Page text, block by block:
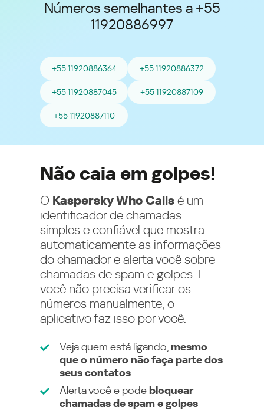
Números semelhantes a +55
11920886997
+55 11920886364 +55 11920886372
+55 11920887045 +55 11920887109
+55 11920887110
Não caia em golpes!
O Kaspersky Who Calls é um
identificador de chamadas
simples e confiável que mostra
automaticamente as informações
do chamador e alerta você sobre
chamadas de spam e golpes. E
você não precisa verificar os
números manualmente, o
aplicativo faz isso por você.
Veja quem está ligando, mesmo
que o número não faça parte dos
seus contatos
Alerta você e podebloquear
chamadas de spam e golpes